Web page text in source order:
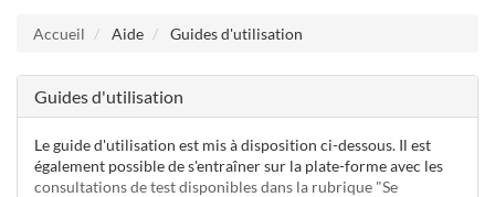
Accueil Aide Guides d'utilisation
Guides d'utilisation
Le guide d'utilisation est mis à disposition ci-dessous. Il est
également possible de s'entraîner sur la plate-forme avec les
consultations de test disponibles dans la rubrique "Se